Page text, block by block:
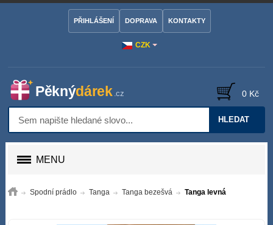
CZK
PŘIHLÁŠENÍ DOPRAVA KONTAKTY
HLEDAT
0 Kč
MENU
Spodní prádlo Tanga Tanga bezešvá Tanga levná